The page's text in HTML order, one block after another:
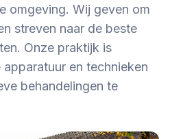
omgeving. Wij geven om
streven naar de beste
Onze praktijk is
en technieken
behandelingen te